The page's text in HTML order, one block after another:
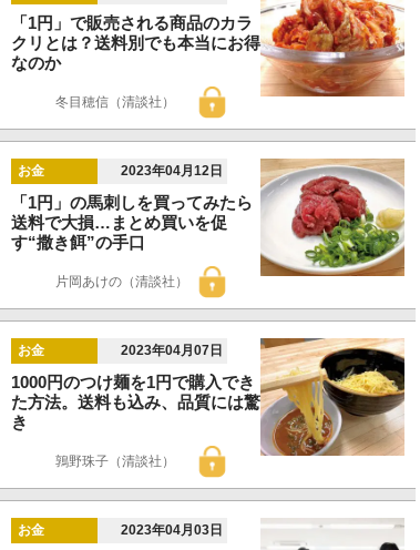
「1円」で販売される商品のカラ
クリとは？送料別でも本当にお得
なのか
冬目穂信（清談社）
お金 2023年04月12日
「1円」の馬刺しを買ってみたら
送料で大損…まとめ買いを促
す“撒き餌”の手口
片岡あけの（清談社）
お金 2023年04月07日
1000円のつけ麺を1円で購入でき
た方法。送料も込み、品質には驚
き
鶉野珠子（清談社）
お金 2023年04月03日